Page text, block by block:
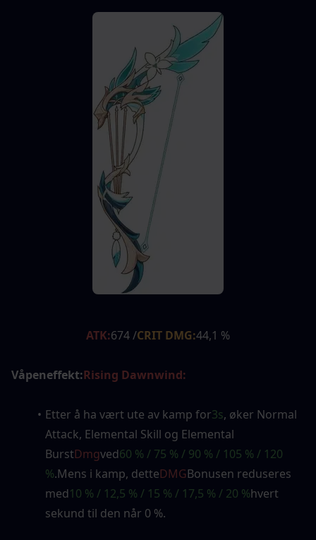
ATK:674 /CRIT DMG:44,1 %
Våpeneffekt:Rising Dawnwind:
Etter å ha vært ute av kamp for3s, øker Normal
Attack, Elemental Skill og Elemental
BurstDmgved60 % / 75 % / 90 % / 105 % / 120
%.Mens i kamp, ​​detteDMGBonusen reduseres
med10 % / 12,5 % / 15 % / 17,5 % / 20 %hvert
sekund til den når 0 %.